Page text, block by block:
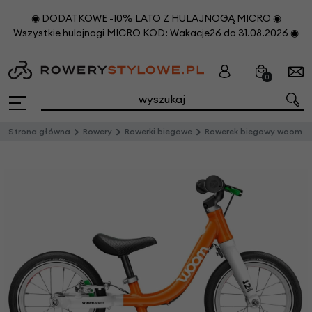
◉ DODATKOWE -10% LATO Z HULAJNOGĄ MICRO ◉
Wszystkie hulajnogi MICRO KOD: Wakacje26 do 31.08.2026 ◉
0
Strona główna Rowery Rowerki biegowe Rowerek biegowy woom 1